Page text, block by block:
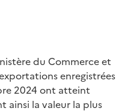
du Commerce et
enregistrées
2024 ont atteint
ainsi la valeur la plus